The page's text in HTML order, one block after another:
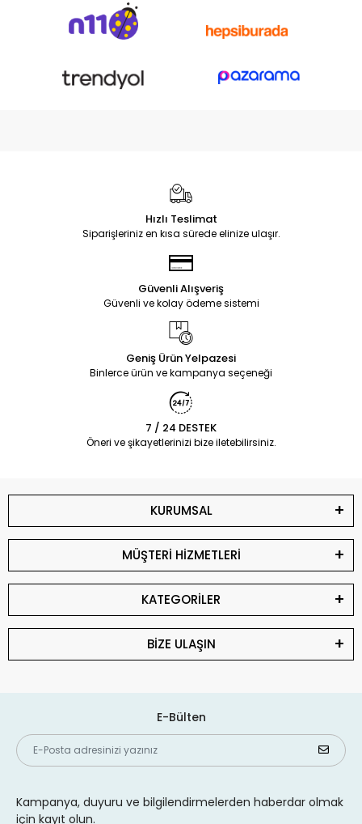
Hızlı Teslimat
Siparişleriniz en kısa sürede elinize ulaşır.
Güvenli Alışveriş
Güvenli ve kolay ödeme sistemi
Geniş Ürün Yelpazesi
Binlerce ürün ve kampanya seçeneği
7 / 24 DESTEK
Öneri ve şikayetlerinizi bize iletebilirsiniz.
KURUMSAL
MÜŞTERİ HİZMETLERİ
KATEGORİLER
BİZE ULAŞIN
E-Bülten
Kampanya, duyuru ve bilgilendirmelerden haberdar olmak
için kayıt olun.